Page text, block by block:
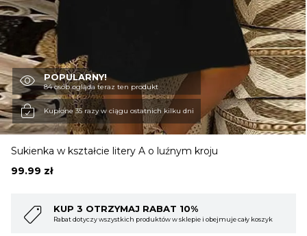
BIELIZNA
BLUZY
SWETRY
OKRYCIA WIERZCHNIE
POPULARNY!
84 osób ogląda teraz ten produkt
Kupione 35 razy w ciągu ostatnich kilku dni
Sukienka w kształcie litery A o luźnym kroju
99.99 zł
10%
w sklepie i obejmuje cały koszyk
KUP 4 OTRZYMAJ RABAT
Rabat dotyczy wszystkich produktów w